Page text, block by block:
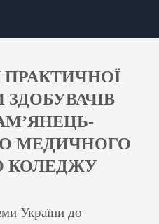
ПРАКТИЧНОЇ
МЕДИЧНОГО
КОЛЕДЖУ
України до